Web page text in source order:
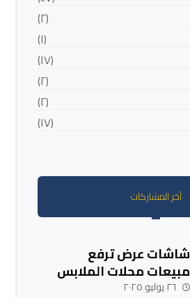
(٢)
(١)
(١٧)
(٢)
(٢)
(١٧)
آخر المشاركات
شاشات عرض ترفع
مبيعات محلات الملابس
٢٦ يوليو ٢٠٢٥